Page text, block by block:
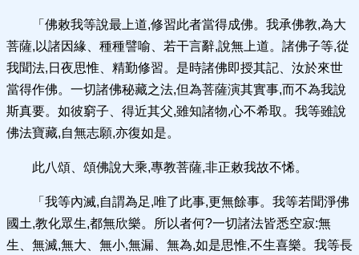
「佛敕我等說最上道,修習此者當得成佛。我承佛教,為大
菩薩,以諸因緣、種種譬喻、若干言辭,說無上道。諸佛子等,從
我聞法,日夜思惟、精勤修習。是時諸佛即授其記、汝於來世
當得作佛。一切諸佛秘藏之法,但為菩薩演其實事,而不為我說
斯真要。如彼窮子、得近其父,雖知諸物,心不希取。我等雖說
佛法寶藏,自無志願,亦復如是。
此八頌、頌佛說大乘,專教菩薩,非正敕我故不悕。
「我等內滅,自謂為足,唯了此事,更無餘事。我等若聞淨佛
國土,教化眾生,都無欣樂。所以者何?一切諸法皆悉空寂:無
生、無滅,無大、無小,無漏、無為,如是思惟,不生喜樂。我等長